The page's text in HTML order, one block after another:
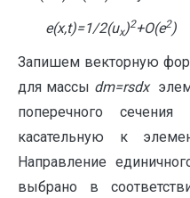
e(x,t)=1/2(ux)2+O(e2
Запишем векторную
для массы dm=rsdx
поперечного
касательную к
Направление
выбрано в